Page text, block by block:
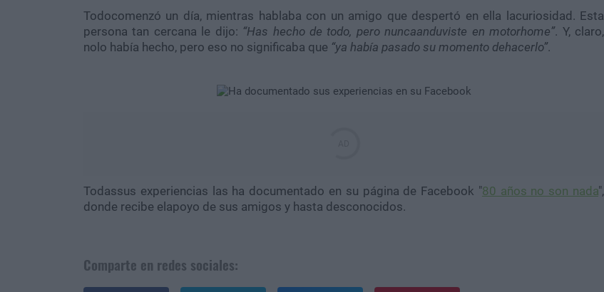
Todocomenzó un día, mientras hablaba con un amigo que despertó en ella lacuriosidad. Esta
persona tan cercana le dijo: “Has hecho de todo, pero nuncaanduviste en motorhome”. Y, claro,
nolo había hecho, pero eso no significaba que “ya había pasado su momento dehacerlo”.
Todassus experiencias las ha documentado en su página de Facebook "80 años no son nada",
donde recibe elapoyo de sus amigos y hasta desconocidos.
Comparte en redes sociales: